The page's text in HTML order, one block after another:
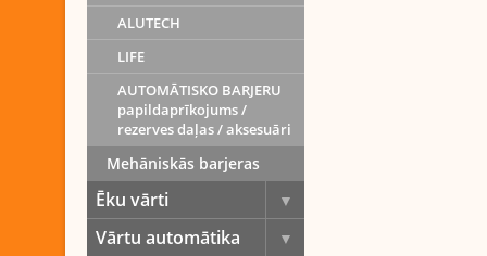
ALUTECH
LIFE
AUTOMĀTISKO BARJERU
papildaprīkojums /
rezerves daļas / aksesuāri
Mehāniskās barjeras
Ēku vārti
Vārtu automātika